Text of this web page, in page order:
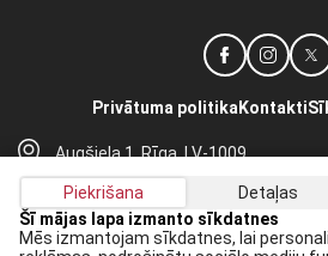
Augšiela 1, Rīga, LV-1009
lhf@lhf.lv
+371 67565614
Privātuma politika Kontakti
Piekrišana Detaļas
Šī mājas lapa izmanto sīkdatnes
Mēs izmantojam sīkdatnes, lai